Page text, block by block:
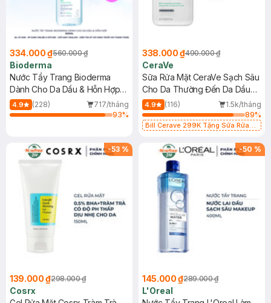
334.000 ₫560.000 ₫
Bioderma
Nước Tẩy Trang Bioderma
Dành Cho Da Dầu & Hỗn Hợp
500ml
4.9 (228)
717/tháng
93%
338.000 ₫490.000 ₫
CeraVe
Sữa Rửa Mặt CeraVe Sạch Sâu
Cho Da Thường Đến Da Dầu
473ml
4.9 (116)
1.5k/tháng
89%
Bill Cerave 299K Tặng Sữa Rửa
-53 %
139.000 ₫298.000 ₫
Cosrx
-50 %
145.000 ₫289.000 ₫
L'Oreal